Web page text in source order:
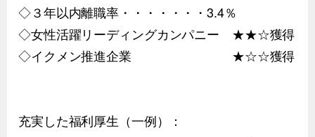
◇３年以内離職率・・・・・・・3.4％
◇女性活躍リーディングカンパニー ★★☆獲得
◇イクメン推進企業 ★☆☆獲得
充実した福利厚生（一例）：